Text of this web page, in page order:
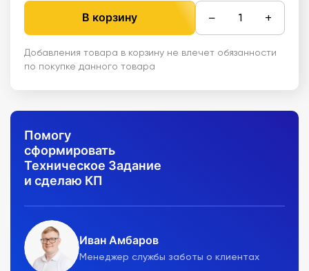
В корзину − +
Добавления товара в корзину не влечет обязанности
по покупке данного товара
Помогу
сформировать
Техническое Задание
и сделаю КП
Иван Амбаров
Менеджер службы заботы о клиентах